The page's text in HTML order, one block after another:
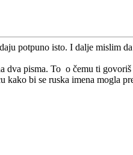
potpuno isto. I dalje mislim
pisma. To o čemu ti
bi se ruska imena mogla